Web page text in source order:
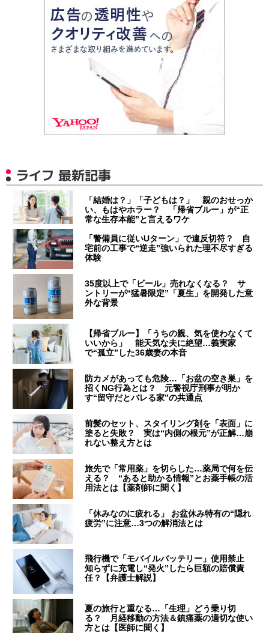
ライフ 最新記事
「結婚は？」「子どもは？」 親のおせっか
い、もはやホラー？ 「帰省ブルー」が“正
常な生存本能”と言えるワケ
「警備員に従いUターン」で違反切符？ 自
宅前の工事で“逆走”強いられた理不尽すぎる
体験
35度以上で「ビール」売れなくなる？ サ
ントリーが“猛暑限定”「夏生」を開発した意
外な背景
【帰省ブルー】「うちの親、気を使わなくて
いいから」 能天気な夫に絶望…義実家
で“孤立”した36歳妻の本音
防カメがあっても危険…「お盆の空き巣」を
招くNG行為とは？ 元警視庁刑事が明か
す“留守だとバレる家”の共通点
前髪のセット、スタイリング剤を「表面」に
塗ると失敗？ 実は“内側の根元”が正解…崩
れない整え方とは
旅先で「常用薬」を切らした…薬局で何を伝
える？ “あると助かる情報”とお薬手帳の活
用法とは【薬剤師に聞く】
「休みなのに疲れる」 お盆休み特有の“隠れ
疲労”に注意…3つの解消法とは
飛行機で「モバイルバッテリー」使用禁止
知らずに充電し“発火”したら巨額の賠償責
任？【弁護士解説】
夏の旅行と重なる…「生理」どう乗り切
る？ 月経移動の方法＆鎮痛薬の適切な使い
方とは【医師に聞く】